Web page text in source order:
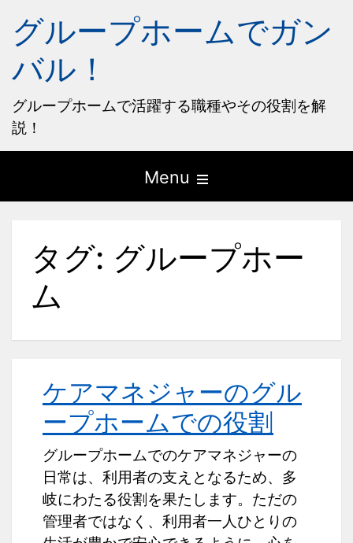
グループホームでガン
バル！
グループホームで活躍する職種やその役割を解
説！
Menu
the
menu
タグ: グループホー
ム
ケアマネジャーのグル
ープホームでの役割
グループホームでのケアマネジャーの
日常は、利用者の支えとなるため、多
岐にわたる役割を果たします。ただの
管理者ではなく、利用者一人ひとりの